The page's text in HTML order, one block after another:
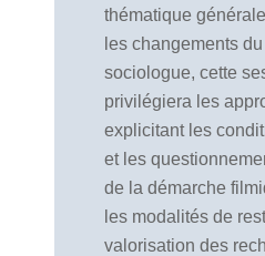
thématique
les changements
sociologue, cette
privilégiera les
explicitant les
et les
de la démarche
les modalités de
valorisation des